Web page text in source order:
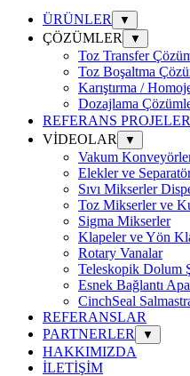
ÜRÜNLER ▼
ÇÖZÜMLER ▼
Toz Transfer
Toz Boşaltma
Karıştırma /
Dozajlama
REFERANS PROJELER
VİDEOLAR ▼
Vakum
Elekler ve
Sıvı Mikserler
Toz Mikserler ve
Sigma Mikserler
Klapeler ve Yön
Rotary Vanalar
Teleskopik Dolum
Esnek Bağlantı
CinchSeal
REFERANSLAR
PARTNERLER
▼
HAKKIMIZDA
İLETİŞİM